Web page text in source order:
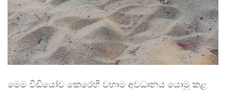
මෙම වීඩියෝව කෙරෙහි වහාම අවධානය යොමු කළ